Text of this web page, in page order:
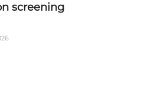
screening